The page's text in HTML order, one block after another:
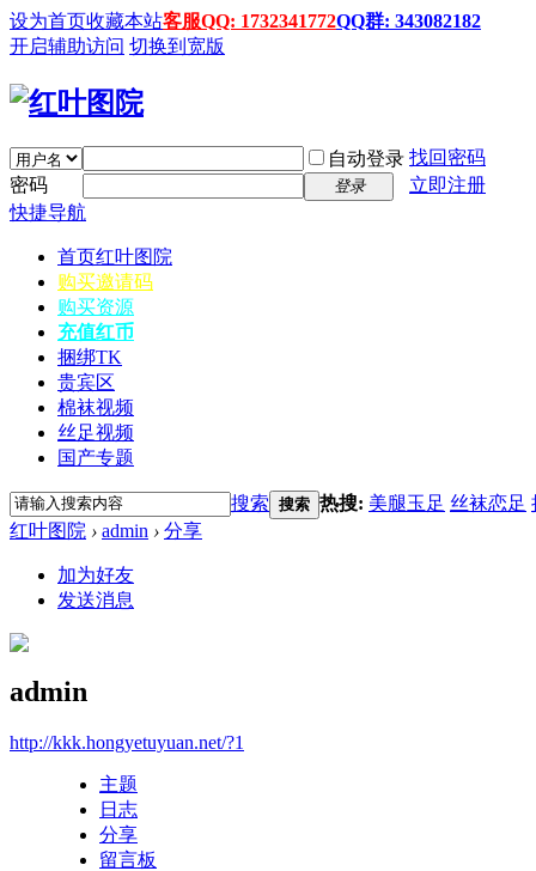
设为首页收藏本站客服QQ: 1732341772QQ群: 343082182
开启辅助访问 切换到宽版
自动登录 找回密码
密码
登录
立即注册
快捷导航
首页红叶图院
购买邀请码
购买资源
充值红币
捆绑TK
贵宾区
棉袜视频
丝足视频
国产专题
搜索 搜索 热搜: 美腿玉足 丝袜恋足
红叶图院 › admin › 分享
加为好友
发送消息
admin
http://kkk.hongyetuyuan.net/?1
主题
日志
分享
留言板